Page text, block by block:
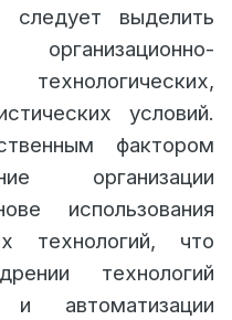
следует выделить
условий.
фактором
организации
использования
технологий, что
технологий
и автоматизации